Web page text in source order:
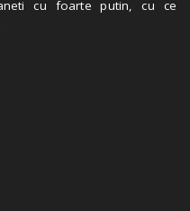
cu foarte putin, cu ce